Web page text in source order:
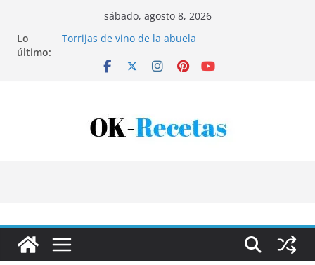
contenido
sábado, agosto 8, 2026
Lo
último:
Torrijas de vino de la abuela
Bandeja de pescaíto frito